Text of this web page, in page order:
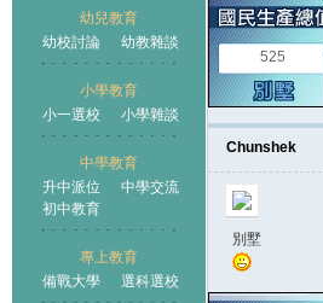
幼兒教育
幼校討論
幼教雜談
小學教育
小一選校
小學雜談
中學教育
升中派位
中學交流
初中教育
專上教育
備戰大學
選科選校
王國 525
Chunshek
別墅